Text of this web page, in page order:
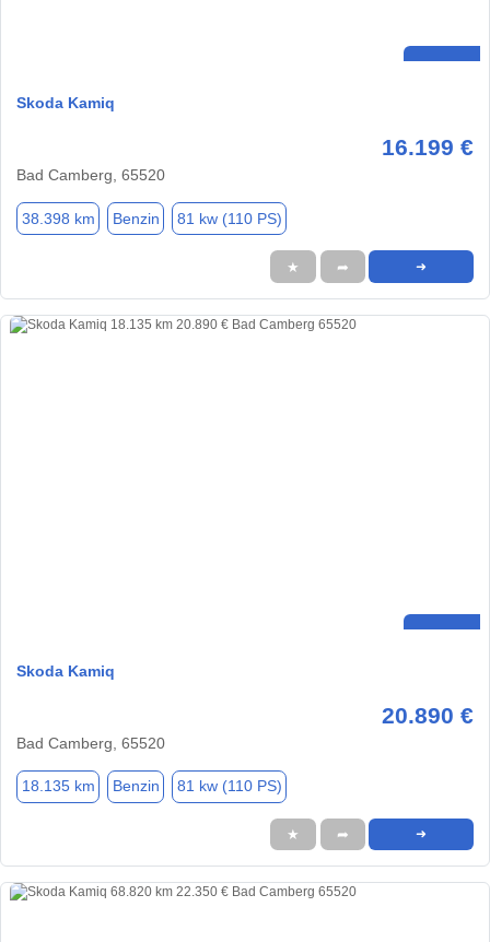
Skoda Kamiq
16.199 €
Bad Camberg, 65520
38.398 km Benzin 81 kw (110 PS)
★ ➦ ➜
Skoda Kamiq
20.890 €
Bad Camberg, 65520
18.135 km Benzin 81 kw (110 PS)
★ ➦ ➜